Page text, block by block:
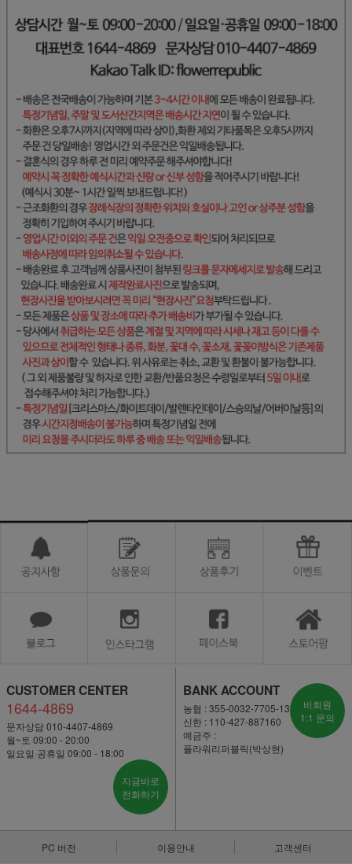
CUSTOMER CENTER
1644-4869
문자상담 010-4407-4869
월~토 09:00 - 20:00
일요일·공휴일 09:00 - 18:00
지금바로
전화하기
BANK ACCOUNT
농협 : 355-0032-7705-13
신한 : 110-427-887160
예금주 :
플라워리퍼블릭(박상현)
비회원
1:1 문의
PC 버전 이용안내 고객센터